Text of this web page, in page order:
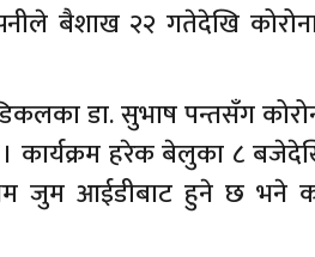
बैशाख २२ गतेदेखि
डा. सुभाष पन्तसँग
। कार्यक्रम हरेक बेलुका ८
जुम आईडीबाट हुने छ भने